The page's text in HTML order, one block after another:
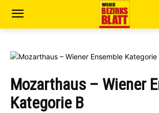
Mozarthaus – Wiener
Kategorie B